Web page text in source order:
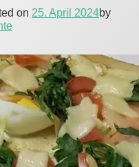
on 25. April 2024by